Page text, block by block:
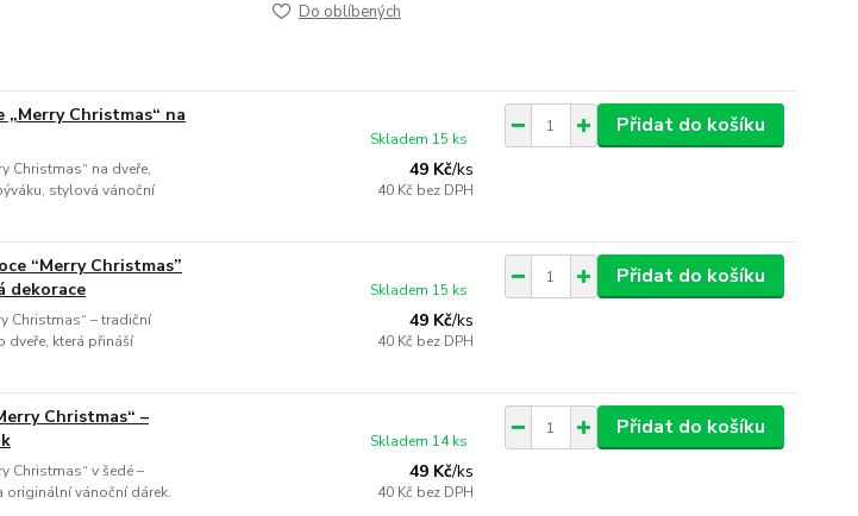
Do oblíbených
„Merry Christmas“ na
Christmas“ na dveře,
stylová vánoční
49 Kč/ks
40 Kč bez DPH
Skladem 15 ks
Přidat do košíku
“Merry Christmas”
dekorace
Christmas“ – tradiční
která přináší
49 Kč/ks
40 Kč bez DPH
Skladem 15 ks
Přidat do košíku
Christmas“ –
Christmas“ v šedé –
vánoční dárek.
49 Kč/ks
40 Kč bez DPH
Skladem 14 ks
Přidat do košíku